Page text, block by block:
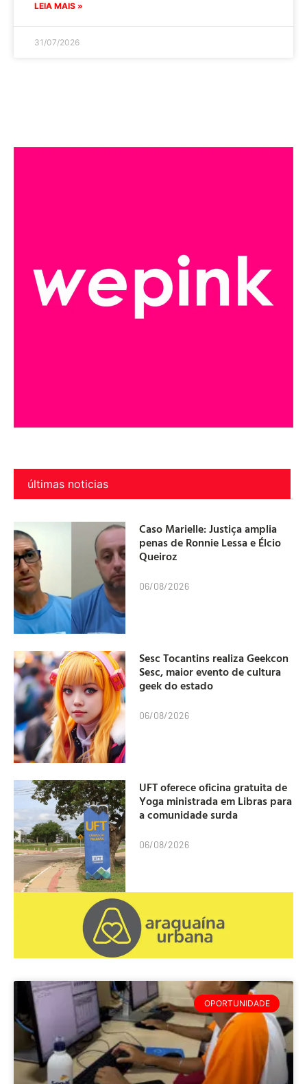
LEIA MAIS »
31/07/2026
últimas noticias
Caso Marielle: Justiça amplia
penas de Ronnie Lessa e Élcio
Queiroz
06/08/2026
Sesc Tocantins realiza Geekcon
Sesc, maior evento de cultura
geek do estado
06/08/2026
UFT oferece oficina gratuita de
Yoga ministrada em Libras para
a comunidade surda
06/08/2026
OPORTUNIDADE